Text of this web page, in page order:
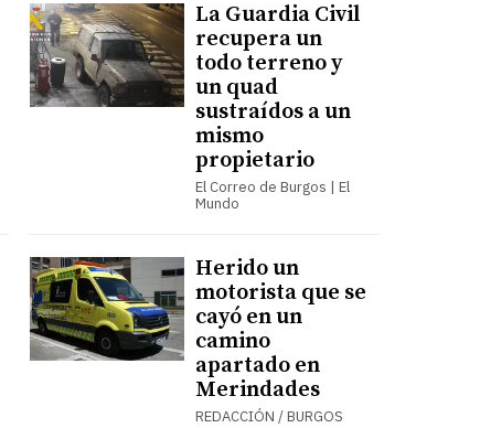
La Guardia Civil
recupera un
todo terreno y
un quad
sustraídos a un
mismo
propietario
El Correo de Burgos | El
Mundo
Herido un
motorista que se
cayó en un
camino
apartado en
Merindades
REDACCIÓN / BURGOS